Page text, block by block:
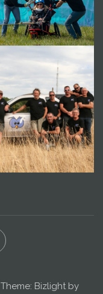
Theme: Bizlight by